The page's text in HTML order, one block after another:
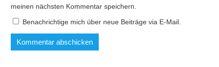
meinen nächsten Kommentar speichern.
Benachrichtige mich über neue Beiträge via E-Mail.